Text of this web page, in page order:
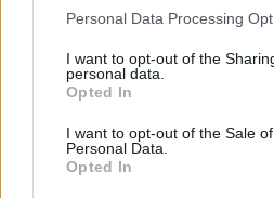
Personal Data Processing
I want to opt-out of the
personal data.
Opted In
I want to opt-out of the Sale
Personal Data.
Opted In